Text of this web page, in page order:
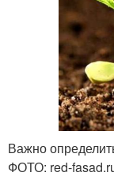
Важно
ФОТО: red-